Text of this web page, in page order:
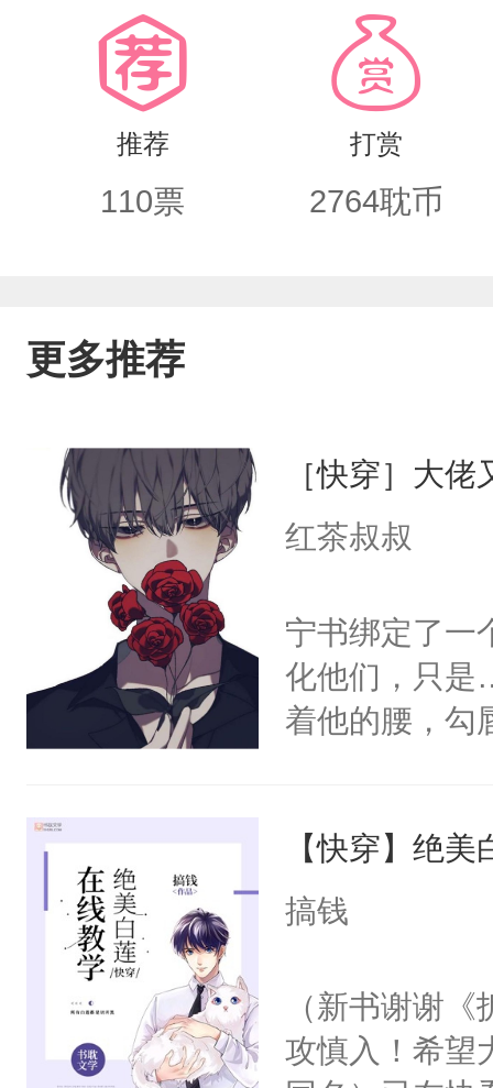
是s了，连骨灰都是本王的。
推荐
110票
打赏
2764耽币
更多推荐
［快穿］大
红茶叔叔
宁书绑定了一
化他们，只是
着他的腰，勾
来，给老公
用力——为你
【快穿】绝
搞钱
（新书谢谢
攻慎入！希望